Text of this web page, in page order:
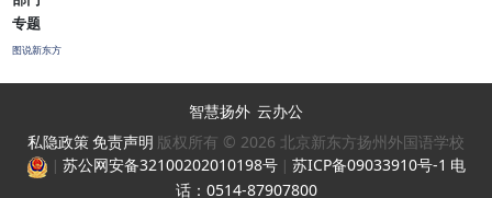
Sub Main
幼
儿
专题
图说新东方
智慧扬外 云办公
私隐政策免责声明 版权所有 © 2026 北京新东方扬州外国语学校
| 苏公网安备32100202010198号 | 苏ICP备09033910号-1 电
话：0514-87907800